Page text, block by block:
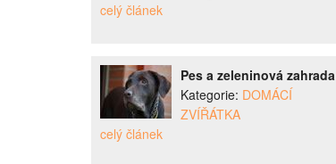
celý článek
Pes a zeleninová zahrada
Kategorie: DOMÁCÍ
ZVÍŘÁTKA
celý článek